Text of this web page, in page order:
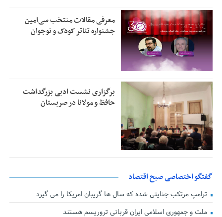
معرفی مقالات منتخب سی‌امین
جشنواره تئاتر کودک و نوجوان
برگزاری نشست ادبی بزرگداشت
حافظ و مولانا در صربستان
گفتگو اختصاصی صبح اقتصاد
ترامپ مرتکب جنایتی شده که سال ها گریبان امریکا را می گیرد
ملت و جمهوری اسلامی ایران قربانی تروریسم هستند